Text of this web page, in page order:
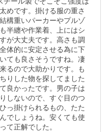
めです。掛ける服の重さ
構重いパーカーやプルゾ
半纏や作業着、上にはシ
が大丈夫です。高さも調
体的に安定させる為に下
ても良さそうですね。凄
るので大助かりです。も
りした物を探してました
良かったです。男の子は
しないので、すぐ目のつ
っ掛けられるもの、たた
でしょうね。安くても使
て正解でした。